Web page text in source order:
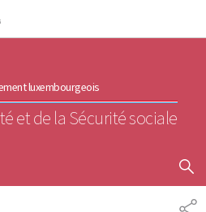
principal
contenu
luxembourgeois
et de la Sécurité sociale